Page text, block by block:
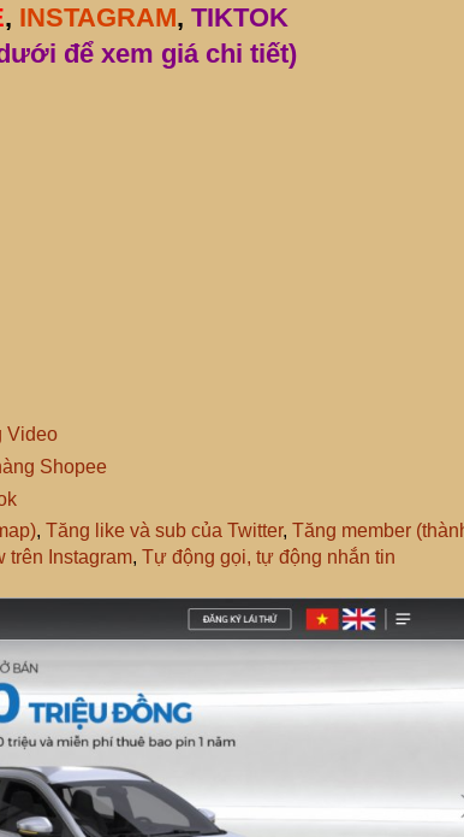
, INSTAGRAM, TIKTOK
để xem giá chi tiết)
Video
Shopee
,Tăng like và sub của Twitter,Tăng member
trên Instagram, Tự động gọi, tự động nhắn tin